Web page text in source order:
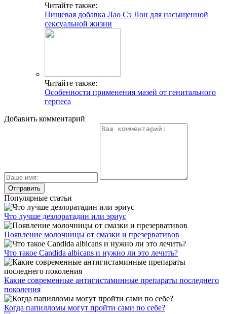
Читайте также:
Пищевая добавка Лао Сэ Лон для насыщенной
сексуальной жизни
Читайте также:
Особенности применения мазей от генитального
герпеса
Добавить комментарий
Популярные статьи
Что лучше дезлоратадин или эриус
Появление молочницы от смазки и презервативов
Что такое Candida albicans и нужно ли это лечить?
Какие современные антигистаминные препараты последнего
поколения
Когда папилломы могут пройти сами по себе?